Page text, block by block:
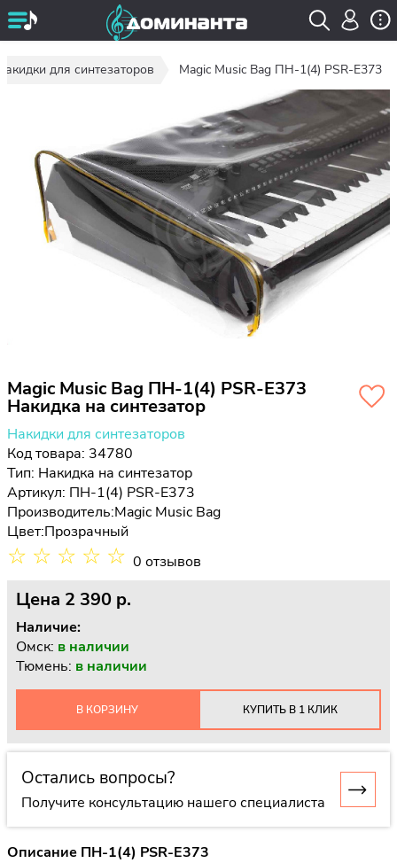
для синтезаторов Magic Music Bag ПН-1(4) PSR-E373
Magic Music Bag ПН-1(4) PSR-E373
Накидка на синтезатор
Накидки для синтезаторов
Код товара: 34780
Тип: Накидка на синтезатор
Артикул: ПН-1(4) PSR-E373
Производитель:Magic Music Bag
Цвет:Прозрачный
☆ ☆ ☆ ☆ ☆ 0 отзывов
Цена 2 390 p.
Наличие:
Омск: в наличии
Тюмень: в наличии
В КОРЗИНУ КУПИТЬ В 1 КЛИК
Остались вопросы?
Получите консультацию нашего специалиста
Описание ПН-1(4) PSR-E373